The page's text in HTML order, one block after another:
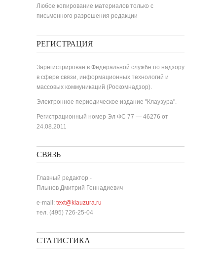
Любое копирование материалов только с
письменного разрешения редакции
РЕГИСТРАЦИЯ
Зарегистрирован в Федеральной службе по надзору
в сфере связи, информационных технологий и
массовых коммуникаций (Роскомнадзор).
Электронное периодическое издание "Клаузура".
Регистрационный номер Эл ФС 77 — 46276 от
24.08.2011
СВЯЗЬ
Главный редактор -
Плынов Дмитрий Геннадиевич
e-mail: text@klauzura.ru
тел. (495) 726-25-04
СТАТИСТИКА